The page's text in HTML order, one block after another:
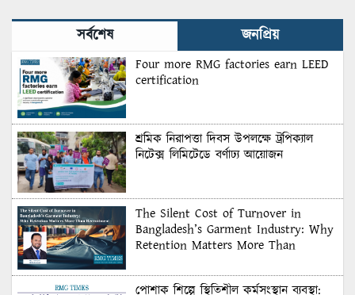
সর্বশেষ জনপ্রিয়
Four more RMG factories earn LEED
certification
শ্রমিক নিরাপত্তা দিবস উপলক্ষে ট্রপিক্যাল
নিটেক্স লিমিটেডে বর্ণাঢ্য আয়োজন
The Silent Cost of Turnover in
Bangladesh’s Garment Industry: Why
Retention Matters More Than
পোশাক শিল্পে স্থিতিশীল কর্মসংস্থান ব্যবস্থা: